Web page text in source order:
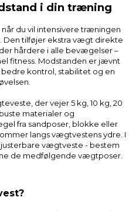
i din træning
du vil intensivere træningen
Den tilføjer ekstra vægt direkte
hårdere i alle bevægelser –
fitness. Modstanden er jævnt
kontrol, stabilitet og en
der vejer 5 kg, 10 kg, 20
materialer og
fra sandposer, blokke eller
langs vægtvestens ydre. I
vægtveste - bestem
de medfølgende vægtposer.